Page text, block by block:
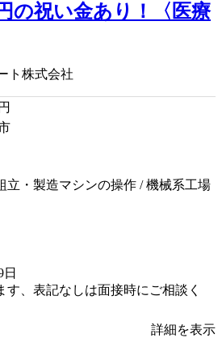
の祝い金あり！〈医療
ト株式会社
円
立・製造マシンの操作 / 機械系工場
日
、表記なしは面接時にご相談く
詳細を表示